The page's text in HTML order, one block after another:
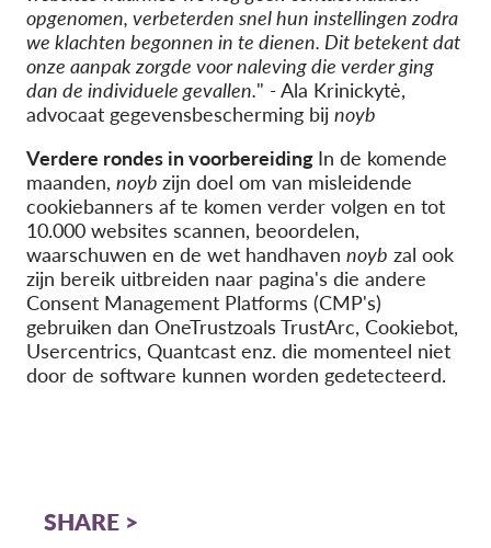
opgenomen, verbeterden snel hun instellingen zodra
we klachten begonnen in te dienen. Dit betekent dat
onze aanpak zorgde voor naleving die verder ging
dan de individuele gevallen." -Ala Krinickytė,
advocaat gegevensbescherming bij noyb
Verdere rondes in voorbereiding In de komende
maanden, noyb zijn doel om van misleidende
cookiebanners af te komen verder volgen en tot
10.000 websites scannen, beoordelen,
waarschuwen en de wet handhaven noyb zal ook
zijn bereik uitbreiden naar pagina's die andere
Consent Management Platforms (CMP's)
gebruiken dan OneTrustzoals TrustArc, Cookiebot,
Usercentrics, Quantcast enz. die momenteel niet
door de software kunnen worden gedetecteerd.
SHARE